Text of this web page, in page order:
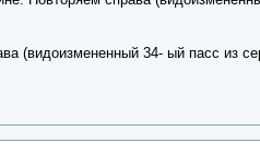
(видоизмененный 34- ый пасс из